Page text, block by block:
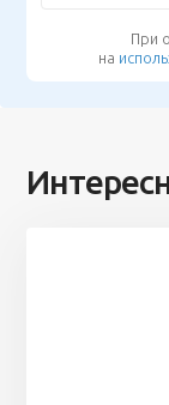
При
на